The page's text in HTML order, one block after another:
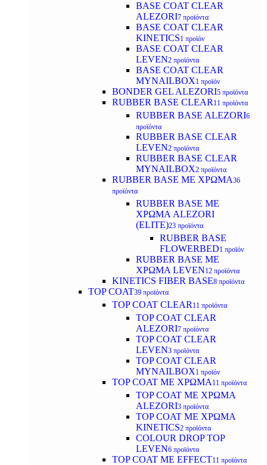
BASE COAT CLEAR
ALEZORI7 προϊόντα
BASE COAT CLEAR
KINETICS1 προϊόν
BASE COAT CLEAR
LEVEN2 προϊόντα
BASE COAT CLEAR
MYNAILBOX1 προϊόν
BONDER GEL ALEZORI5 προϊόντα
RUBBER BASE CLEAR 11 προϊόντα
RUBBER BASE ALEZORI6
προϊόντα
RUBBER BASE CLEAR
LEVEN2 προϊόντα
RUBBER BASE CLEAR
MYNAILBOX2 προϊόντα
RUBBER BASE ΜΕ ΧΡΩΜΑ36
προϊόντα
RUBBER BASE ΜΕ
ΧΡΩΜΑ ALEZORI
(ELITE)23 προϊόντα
RUBBER BASE
FLOWERBED1 προϊόν
RUBBER BASE ΜΕ
ΧΡΩΜΑ LEVEN12 προϊόντα
KINETICS FIBER BASE8 προϊόντα
TOP COAT39 προϊόντα
TOP COAT CLEAR 11 προϊόντα
TOP COAT CLEAR
ALEZORI7 προϊόντα
TOP COAT CLEAR
LEVEN3 προϊόντα
TOP COAT CLEAR
MYNAILBOX1 προϊόν
TOP COAT ΜΕ ΧΡΩΜΑ 11 προϊόντα
TOP COAT ΜΕ ΧΡΩΜΑ
ALEZORI3 προϊόντα
TOP COAT ΜΕ ΧΡΩΜΑ
KINETICS2 προϊόντα
COLOUR DROP TOP
LEVEN6 προϊόντα
TOP COAT ΜΕ EFFECT11 προϊόντα